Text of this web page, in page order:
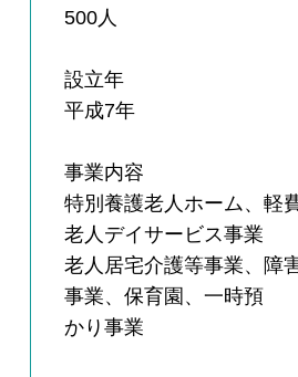
500人
設立年
平成7年
事業内容
特別養護老人ホーム、軽
老人デイサービス事業
老人居宅介護等事業、障
事業、保育園、一時預
かり事業